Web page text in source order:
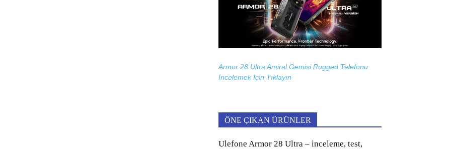
Armor 28 Ultra Amiral Gemisi Rugged Telefonu
İncelemek İçin Tıklayın
ÖNE ÇIKAN ÜRÜNLER
Ulefone Armor 28 Ultra – inceleme, test,